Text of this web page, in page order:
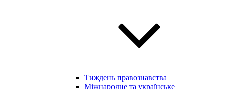
Тиждень правознавства
Міжнародне та українське